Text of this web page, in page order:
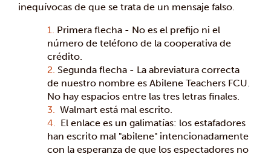
inequívocas de que se trata de un mensaje falso.
Primera flecha - No es el prefijo ni el
número de teléfono de la cooperativa de
crédito.
Segunda flecha - La abreviatura correcta
de nuestro nombre es Abilene Teachers FCU.
No hay espacios entre las tres letras finales.
Walmart está mal escrito.
El enlace es un galimatías: los estafadores
han escrito mal "abilene" intencionadamente
con la esperanza de que los espectadores no